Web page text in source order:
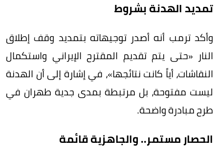
تمديد الهدنة بشروط
وأكد ترمب أنه أصدر توجيهاته بتمديد وقف إطلاق
النار «حتى يتم تقديم المقترح الإيراني واستكمال
النقاشات، أياً كانت نتائجها»، في إشارة إلى أن الهدنة
ليست مفتوحة، بل مرتبطة بمدى جدية طهران في
طرح مبادرة واضحة.
الحصار مستمر.. والجاهزية قائمة